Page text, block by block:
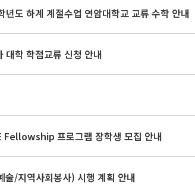
도 하계 계절수업 연암대학교 교류 수학 안내
대학 학점교류 신청 안내
프로그램 장학생 모집 안내
술/지역사회봉사) 시행 계획 안내